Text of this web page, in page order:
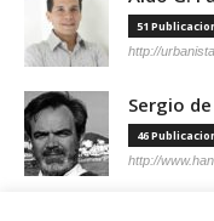
51
http://
Sergio
46
http://